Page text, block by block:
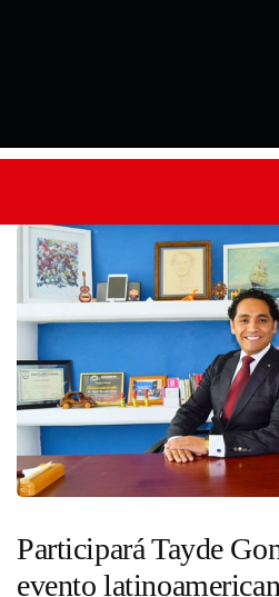
Participará Tayde
evento